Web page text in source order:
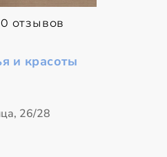
0 отзывов
и красоты
26/28